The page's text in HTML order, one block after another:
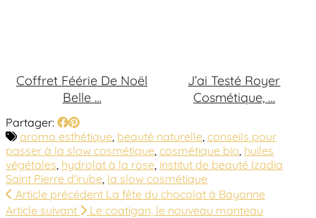
Coffret Féérie De Noël
Belle …
J’ai Testé Royer
Cosmétique, …
Partager:
aroma esthétique beauté naturelle conseils pour
passer à la slow cosmétique cosmétique bio huiles
végétales hydrolat à la rose institut de beauté Izadia
Saint Pierre d'irube la slow cosmétique
Article précédent La fête du chocolat à Bayonne
Article suivant
Le coatigan, le nouveau manteau